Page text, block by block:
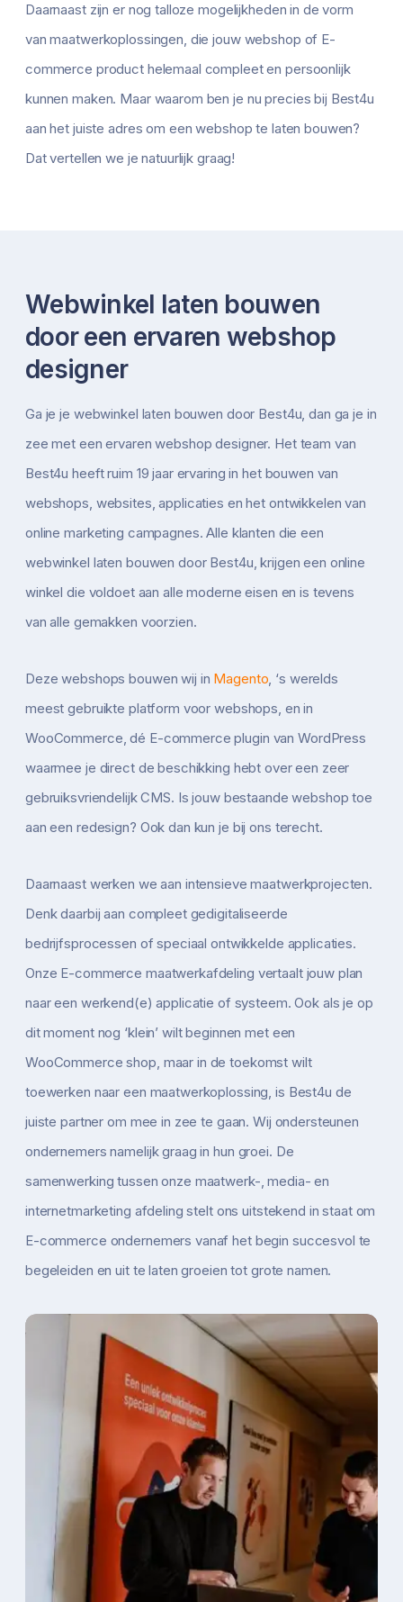
Daarnaast zijn er nog talloze mogelijkheden in de vorm
van maatwerkoplossingen, die jouw webshop of E-
commerce product helemaal compleet en persoonlijk
kunnen maken. Maar waarom ben je nu precies bij Best4u
aan het juiste adres om een webshop te laten bouwen?
Dat vertellen we je natuurlijk graag!
Webwinkel laten bouwen
door een ervaren webshop
designer
Ga je je webwinkel laten bouwen door Best4u, dan ga je in
zee met een ervaren webshop designer. Het team van
Best4u heeft ruim 19 jaar ervaring in het bouwen van
webshops, websites, applicaties en het ontwikkelen van
online marketing campagnes. Alle klanten die een
webwinkel laten bouwen door Best4u, krijgen een online
winkel die voldoet aan alle moderne eisen en is tevens
van alle gemakken voorzien.
Deze webshops bouwen wij in Magento, ‘s werelds
meest gebruikte platform voor webshops, en in
WooCommerce, dé E-commerce plugin van WordPress
waarmee je direct de beschikking hebt over een zeer
gebruiksvriendelijk CMS. Is jouw bestaande webshop toe
aan een redesign? Ook dan kun je bij ons terecht.
Daarnaast werken we aan intensieve maatwerkprojecten.
Denk daarbij aan compleet gedigitaliseerde
bedrijfsprocessen of speciaal ontwikkelde applicaties.
Onze E-commerce maatwerkafdeling vertaalt jouw plan
naar een werkend(e) applicatie of systeem. Ook als je op
dit moment nog ‘klein’ wilt beginnen met een
WooCommerce shop, maar in de toekomst wilt
toewerken naar een maatwerkoplossing, is Best4u de
juiste partner om mee in zee te gaan. Wij ondersteunen
ondernemers namelijk graag in hun groei. De
samenwerking tussen onze maatwerk-, media- en
internetmarketing afdeling stelt ons uitstekend in staat om
E-commerce ondernemers vanaf het begin succesvol te
begeleiden en uit te laten groeien tot grote namen.